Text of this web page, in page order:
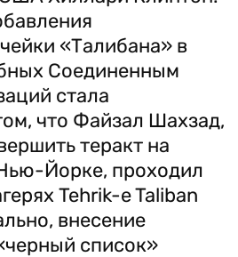
«Талибана» в
Соединенным
стала
что Файзал Шахзад,
теракт на
Йорке, проходил
Tehrik-e Taliban
внесение
список»